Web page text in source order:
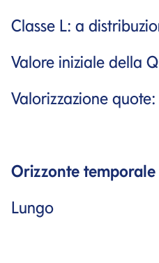
Classe L: a
Valore iniziale della
Valorizzazione
Orizzonte temporale
Lungo